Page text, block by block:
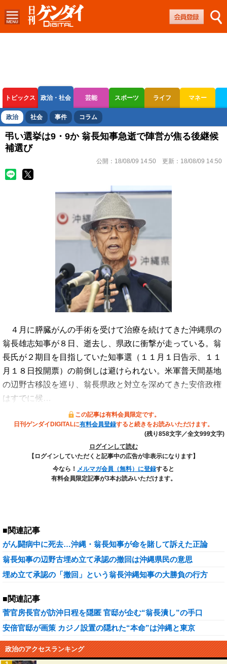
トピックス 政治・社会 芸能 スポーツ ライフ マネー
ボートレース 競輪 オートレース
政治 社会 事件 コラム
弔い選挙は9・9か 翁長知事急逝で陣営が焦る後継候
補選び
公開： 18/08/09 14:50 更新： 18/08/09 14:50
４月に膵臓がんの手術を受けて治療を続けてきた沖縄県の
翁長雄志知事が８日、逝去し、県政に衝撃が走っている。翁
長氏が２期目を目指していた知事選（１１月１日告示、１１
月１８日投開票）の前倒しは避けられない。米軍普天間基地
の辺野古移設を巡り、翁長県政と対立を深めてきた安倍政権
はすでに候…
この記事は有料会員限定です。
日刊ゲンダイDIGITALに有料会員登録すると続きをお読みいただけます。
(残り858文字／全文999文字)
ログインして読む
【ログインしていただくと記事中の広告が非表示になります】
今なら！ メルマガ会員（無料）に登録すると
有料会員限定記事が3本お読みいただけます。
■関連記事
がん闘病中に死去…沖縄・翁長知事が命を賭して訴えた正論
翁長知事の辺野古埋め立て承認の撤回は沖縄県民の意思
埋め立て承認の「撤回」という翁長沖縄知事の大勝負の行方
■関連記事
菅官房長官が訪沖日程を隠匿 官邸が企む“翁長潰し”の手口
安倍官邸が画策 カジノ設置の隠れた“本命”は沖縄と東京
政治のアクセスランキング